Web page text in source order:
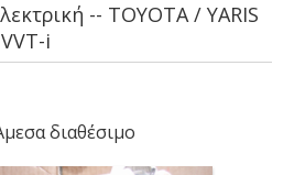
-- TOYOTA / YARIS
i
διαθέσιμο